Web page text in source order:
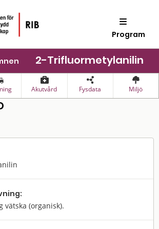
Program
2-Trifluormetylanilin
Akutvård Fysdata Miljö
vätska (organisk).